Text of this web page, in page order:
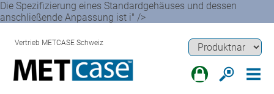
Die Spezifizierung eines Standardgehäuses und dessen
anschließende Anpassung ist i" />
Vertrieb METCASE Schweiz